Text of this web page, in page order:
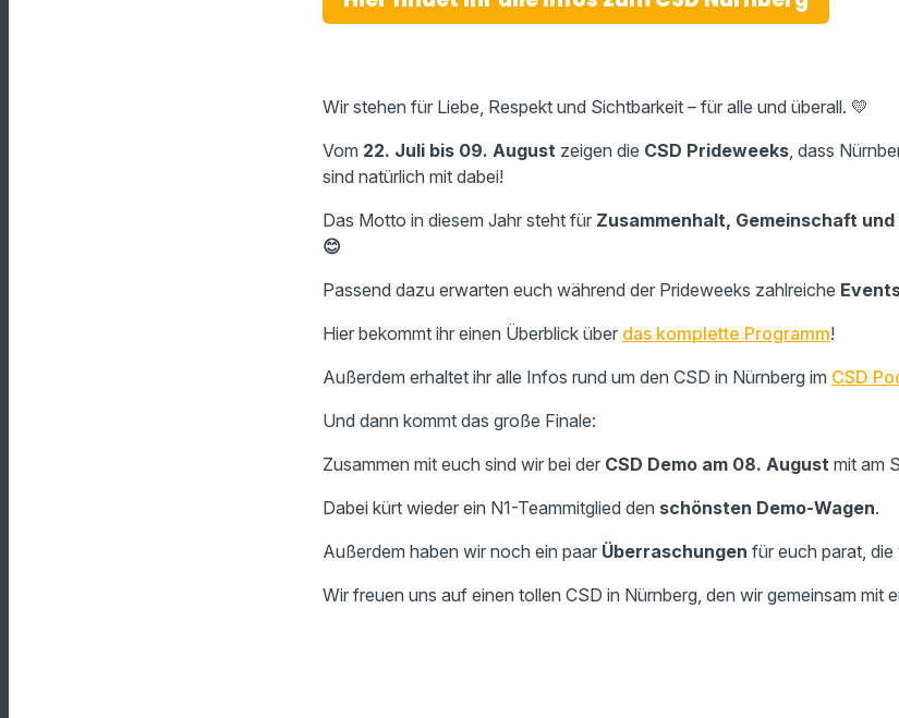
Wir stehen für Liebe, Respekt und Sichtbarkeit – für alle und überall. 💛
Vom 22. Juli bis 09. August zeigen die CSD Prideweeks , dass
sind natürlich mit dabei!
Das Motto in diesem Jahr steht für Zusammenhalt, Gemeinschaft
😊
Passend dazu erwarten euch während der Prideweeks zahlreiche
Hier bekommt ihr einen Überblick über das komplette Programm!
Außerdem erhaltet ihr alle Infos rund um den CSD in Nürnberg im CSD
Und dann kommt das große Finale:
Zusammen mit euch sind wir bei der CSD Demo am 08. August mit am
Dabei kürt wieder ein N1-Teammitglied den schönsten Demo-Wagen.
Außerdem haben wir noch ein paar Überraschungen für euch parat,
Wir freuen uns auf einen tollen CSD in Nürnberg, den wir gemeinsam mit